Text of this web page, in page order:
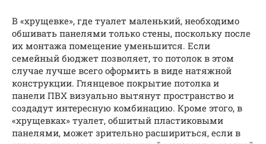
В «хрущевке», где туалет маленький, необходимо
обшивать панелями только стены, поскольку после
их монтажа помещение уменьшится. Если
семейный бюджет позволяет, то потолок в этом
случае лучше всего оформить в виде натяжной
конструкции. Глянцевое покрытие потолка и
панели ПВХ визуально вытянут пространство и
создадут интересную комбинацию. Кроме этого, в
«хрущевках» туалет, обшитый пластиковыми
панелями, может зрительно расшириться, если в